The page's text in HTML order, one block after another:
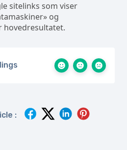
sitelinks som viser
og
hovedresultatet.
: